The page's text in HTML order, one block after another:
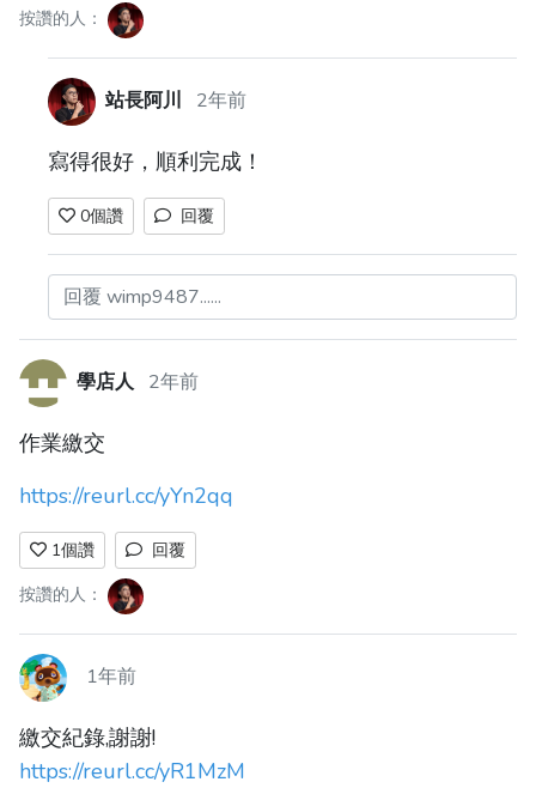
按讚的人：
站長阿川 2年前
寫得很好，順利完成！
0個讚 回覆
回覆 wimp9487......
學店人 2年前
作業繳交
https://reurl.cc/yYn2qq
1個讚
回覆
按讚的人：
1年前
繳交紀錄,謝謝!
https://reurl.cc/yR1MzM